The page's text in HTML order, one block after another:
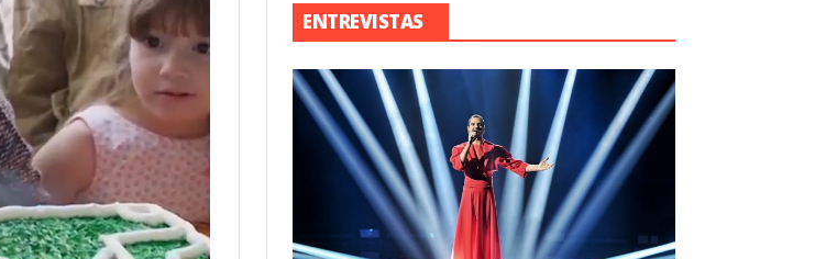
ENTREVISTAS